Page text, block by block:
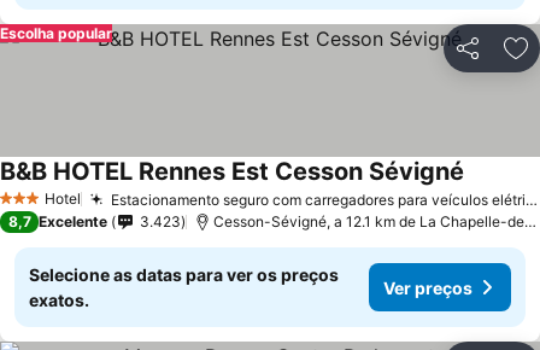
Partilhar
Escolha popular
3 EstrelasHotel Estacionamento seguro com carregadores para veículos elétricos
B&B HOTEL Rennes Est Cesson Sévigné
8,7 Excelente 3.423 Cesson-Sévigné, a 12.1 km de La Chapelle-
Selecione as datas para ver os preços
exatos.
Ver preços